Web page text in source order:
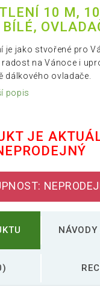
10 M,
BÍLÉ,
je jako stvořené pro
radost na Vánoce i
dálkového ovladače.
popis
JE